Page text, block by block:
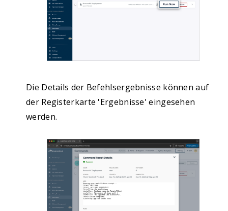
Die Details der Befehlsergebnisse können auf
der Registerkarte 'Ergebnisse' eingesehen
werden.